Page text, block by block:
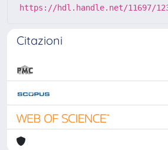
https://hdl.handle.net/11697/
Citazioni